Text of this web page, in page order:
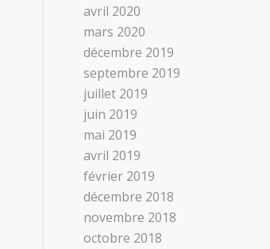
avril 2020
mars 2020
décembre 2019
septembre 2019
juillet 2019
juin 2019
mai 2019
avril 2019
février 2019
décembre 2018
novembre 2018
octobre 2018